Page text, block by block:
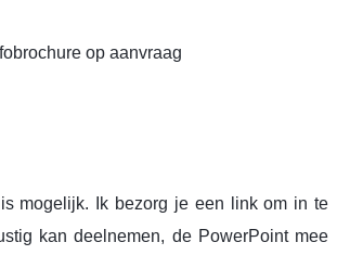
op aanvraag
mogelijk. Ik bezorg je een link om in te
kan deelnemen, de PowerPoint mee